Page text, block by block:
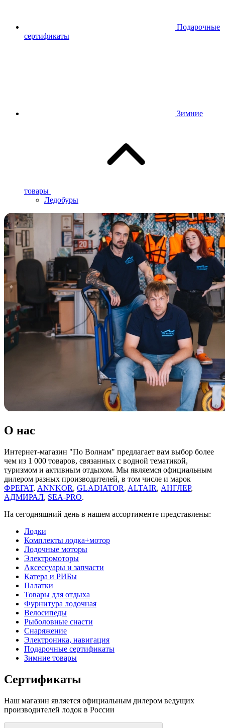
Подарочные
сертификаты
Зимние
товары
Ледобуры
О нас
Интернет-магазин "По Волнам" предлагает вам выбор более
чем из 1 000 товаров, связанных с водной тематикой,
туризмом и активным отдыхом. Мы являемся официальным
дилером разных производителей, в том числе и марок
ФРЕГАТ, ANNKOR, GLADIATOR, ALTAIR, АНГЛЕР,
АДМИРАЛ, SEA-PRO.
На сегодняшний день в нашем ассортименте представлены:
Лодки
Комплекты лодка+мотор
Лодочные моторы
Электромоторы
Аксессуары и запчасти
Катера и РИБы
Палатки
Товары для отдыха
Фурнитура лодочная
Велосипеды
Рыболовные снасти
Снаряжение
Электроника, навигация
Подарочные сертификаты
Зимние товары
Сертификаты
Наш магазин является официальным дилером ведущих
производителей лодок в России